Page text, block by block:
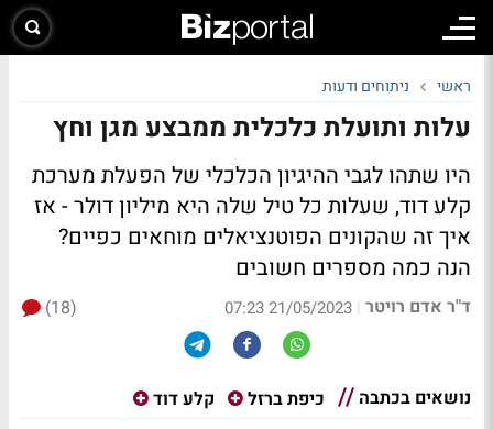
ראשי ניתוחים ודעות
עלות ותועלת כלכלית ממבצע מגן וחץ
היו שתהו לגבי ההיגיון הכלכלי של הפעלת מערכת
קלע דוד, שעלות כל טיל שלה היא מיליון דולר - אז
איך זה שהקונים הפוטנציאלים מוחאים כפיים?
הנה כמה מספרים חשובים
ד"ר אדם רויטר |
21/05/2023 07:23
(18)
נושאים בכתבה כיפת ברזל קלע דוד